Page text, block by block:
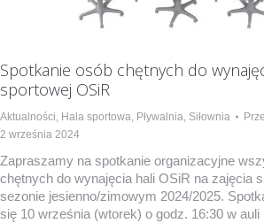
Spotkanie osób chętnych do
sportowej OSiR
Aktualności, Hala sportowa, Pływalnia, Siłownia
2 września 2024
Zapraszamy na spotkanie organizacyjne
chętnych do wynajęcia hali OSiR na zajęcia
sezonie jesienno/zimowym 2024/2025.
się 10 września (wtorek) o godz. 16:30 w auli